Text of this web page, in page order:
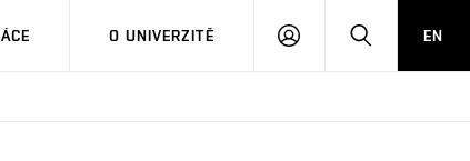
O UNIVERZITĚ
PŘIHLÁSIT HLEDATEN